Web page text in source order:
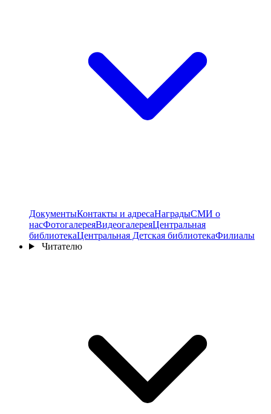
ДокументыКонтакты и адресаНаградыСМИ о
насФотогалереяВидеогалереяЦентральная
библиотекаЦентральная Детская библиотекаФилиалы
Читателю